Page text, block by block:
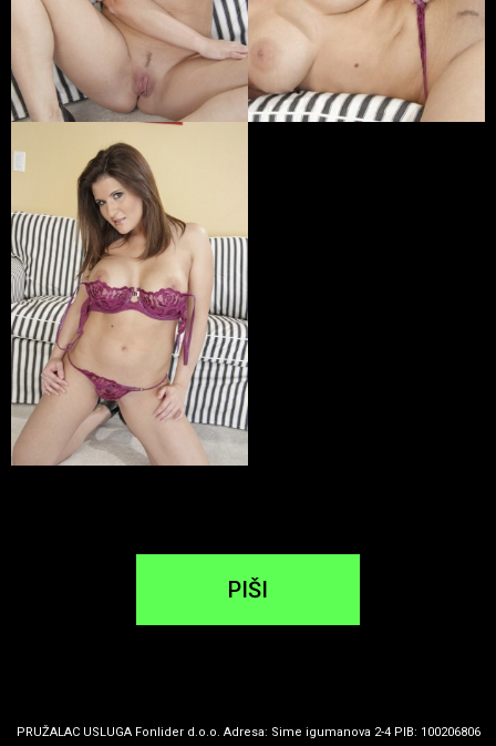
PIŠI
PRUŽALAC USLUGA Fonlider d.o.o. Adresa: Sime igumanova 2-4 PIB: 100206806